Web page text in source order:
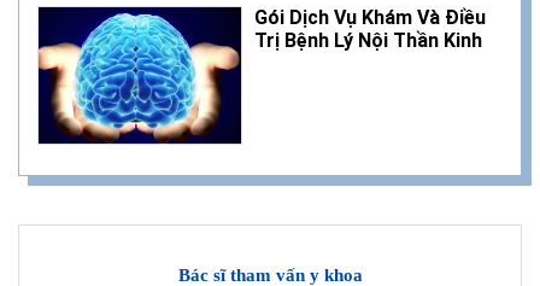
Gói Dịch Vụ Khám Và Điều
Trị Bệnh Lý Nội Thần Kinh
Bác sĩ tham vấn y khoa